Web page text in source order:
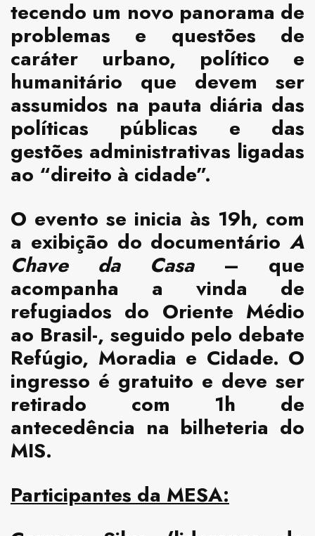
tecendo um novo panorama de
problemas e questões de
caráter urbano, político e
humanitário que devem ser
assumidos na pauta diária das
políticas públicas e das
gestões administrativas ligadas
ao “direito à cidade”.
O evento se inicia às 19h, com
a exibição do documentário A
Chave da Casa– que
acompanha a vinda de
refugiados do Oriente Médio
ao Brasil-, seguido pelo debate
Refúgio, Moradia e Cidade. O
ingresso é gratuito e deve ser
retirado com 1h de
antecedência na bilheteria do
MIS.
Participantes da MESA: